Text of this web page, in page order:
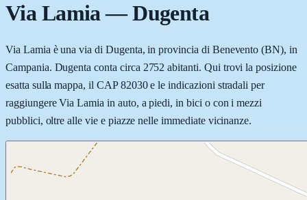
Via Lamia—Dugenta
Via Lamia è una via di Dugenta, in provincia di Benevento (BN), in
Campania. Dugenta conta circa 2752 abitanti. Qui trovi la posizione
esatta sulla mappa, il CAP 82030 e le indicazioni stradali per
raggiungere Via Lamia in auto, a piedi, in bici o con i mezzi
pubblici, oltre alle vie e piazze nelle immediate vicinanze.